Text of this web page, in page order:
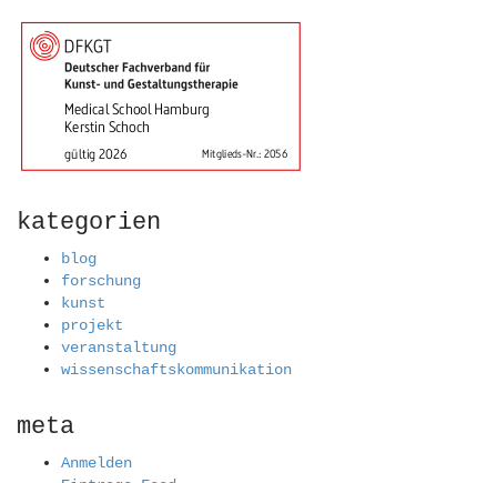
kategorien
blog
forschung
kunst
projekt
veranstaltung
wissenschaftskommunikation
meta
Anmelden